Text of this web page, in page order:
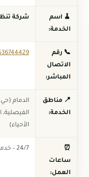
🧹 اسم
الخدمة:
شركة
📞 رقم
الاتصال
المباشر:
📍 مناطق
الخدمة:
الدمام (حي
الأحياء)
⏰
ساعات
العمل:
24/7 – خدمة متواصلة على مدار الساعة